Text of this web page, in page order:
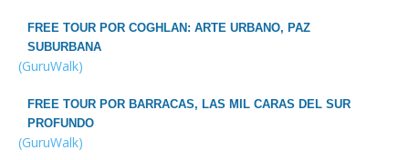
FREE TOUR POR COGHLAN: ARTE URBANO, PAZ
SUBURBANA
(GuruWalk)
FREE TOUR POR BARRACAS, LAS MIL CARAS DEL SUR
PROFUNDO
(GuruWalk)